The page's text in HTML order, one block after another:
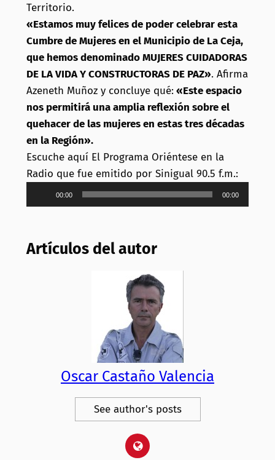
Territorio.
«Estamos muy felices de poder celebrar esta
Cumbre de Mujeres en el Municipio de La Ceja,
que hemos denominado MUJERES CUIDADORAS
DE LA VIDA Y CONSTRUCTORAS DE PAZ». Afirma
Azeneth Muñoz y concluye qué:«Este espacio
nos permitirá una amplia reflexión sobre el
quehacer de las mujeres en estas tres décadas
en la Región».
Escuche aquí El Programa Oriéntese en la
Radio que fue emitido por Sinigual 90.5 f.m.:
Reproductor
de
00:00 00:00
Artículos del autor
Oscar Castaño Valencia
See author's posts